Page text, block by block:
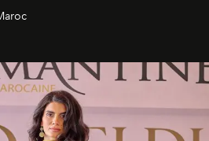
comme une succession de